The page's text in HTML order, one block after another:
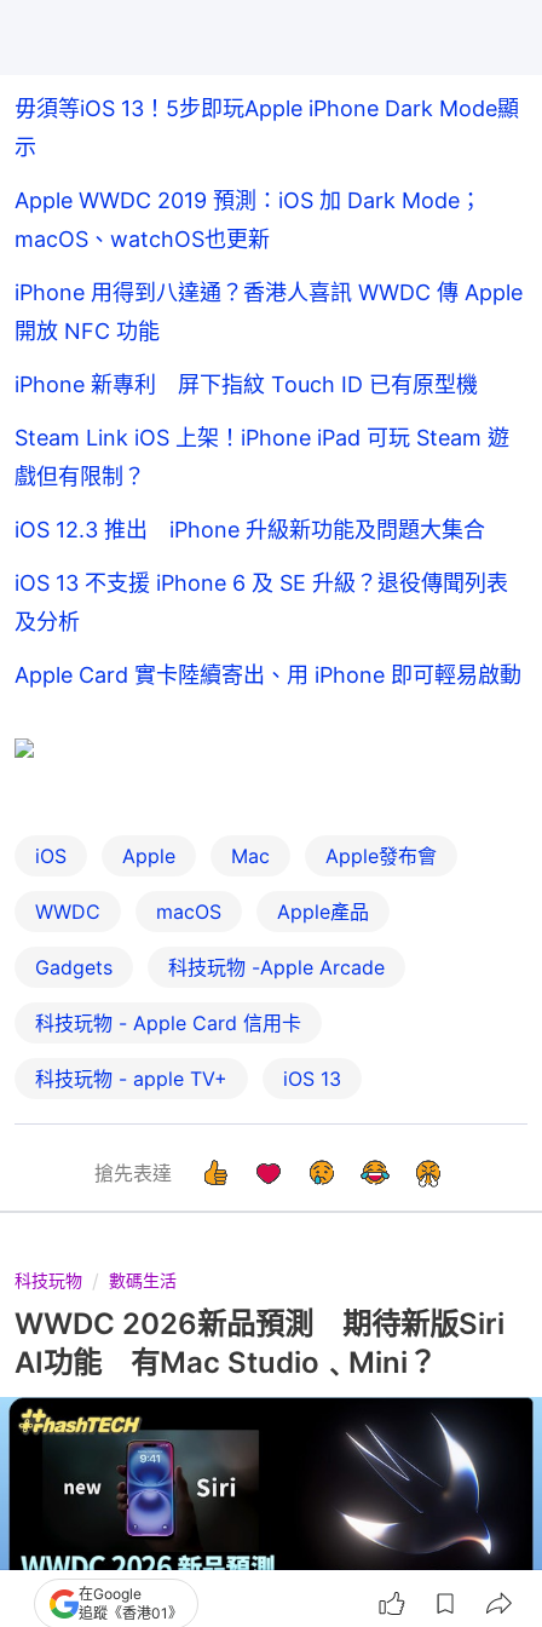
毋須等iOS 13！5步即玩Apple iPhone Dark Mode顯
示
Apple WWDC 2019 預測：iOS 加 Dark Mode；
macOS、watchOS也更新
iPhone 用得到八達通？香港人喜訊 WWDC 傳 Apple
開放 NFC 功能
iPhone 新專利 屏下指紋 Touch ID 已有原型機
Steam Link iOS 上架！iPhone iPad 可玩 Steam 遊
戲但有限制？
iOS 12.3 推出 iPhone 升級新功能及問題大集合
iOS 13 不支援 iPhone 6 及 SE 升級？退役傳聞列表
及分析
Apple Card 實卡陸續寄出、用 iPhone 即可輕易啟動
iOS Apple Mac Apple發布會
WWDC macOS Apple產品
Gadgets 科技玩物 -Apple Arcade
科技玩物 - Apple Card 信用卡
科技玩物 - apple TV+ iOS 13
搶先表達
科技玩物 數碼生活
WWDC 2026新品預測 期待新版Siri
AI功能 有Mac Studio﹑Mini？
在Google
追蹤《香港01》